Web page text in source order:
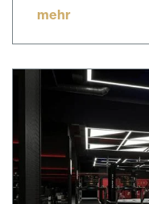
mehr